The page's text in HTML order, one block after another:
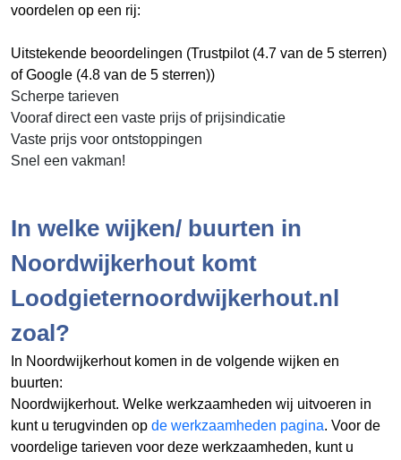
voordelen op een rij:
Uitstekende beoordelingen (Trustpilot (4.7 van de 5 sterren)
of Google (4.8 van de 5 sterren))
Scherpe tarieven
Vooraf direct een vaste prijs of prijsindicatie
Vaste prijs voor ontstoppingen
Snel een vakman!
In welke wijken/ buurten in
Noordwijkerhout komt
Loodgieternoordwijkerhout.nl
zoal?
In Noordwijkerhout komen in de volgende wijken en
buurten:
Noordwijkerhout. Welke werkzaamheden wij uitvoeren in
kunt u terugvinden op de werkzaamheden pagina. Voor de
voordelige tarieven voor deze werkzaamheden, kunt u